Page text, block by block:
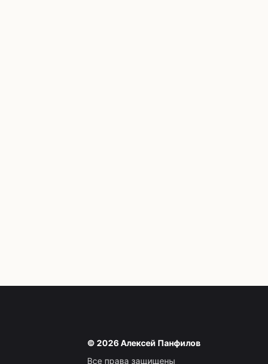
© 2026 Алексей Панфилов
Все права защищены